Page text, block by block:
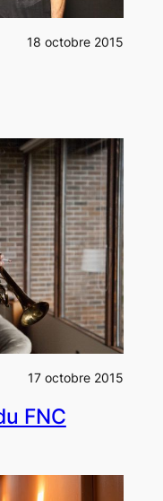
18 octobre 2015
17 octobre 2015
FNC